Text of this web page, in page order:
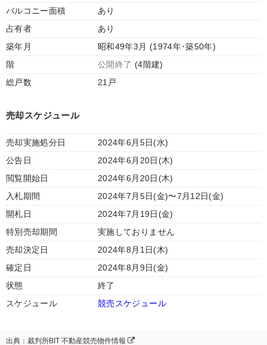
バルコニー面積
あり
占有者
あり
築年月
昭和49年3月 (1974年･築50年)
階
公開終了 (4階建)
総戸数
21戸
売却スケジュール
売却実施処分日
2024年6月5日(水)
公告日
2024年6月20日(木)
閲覧開始日
2024年6月20日(木)
入札期間
2024年7月5日(金)〜7月12日(金)
開札日
2024年7月19日(金)
特別売却期間
実施しておりません
売却決定日
2024年8月1日(木)
確定日
2024年8月9日(金)
状態
終了
スケジュール
競売スケジュール
出典：裁判所BIT 不動産競売物件情報